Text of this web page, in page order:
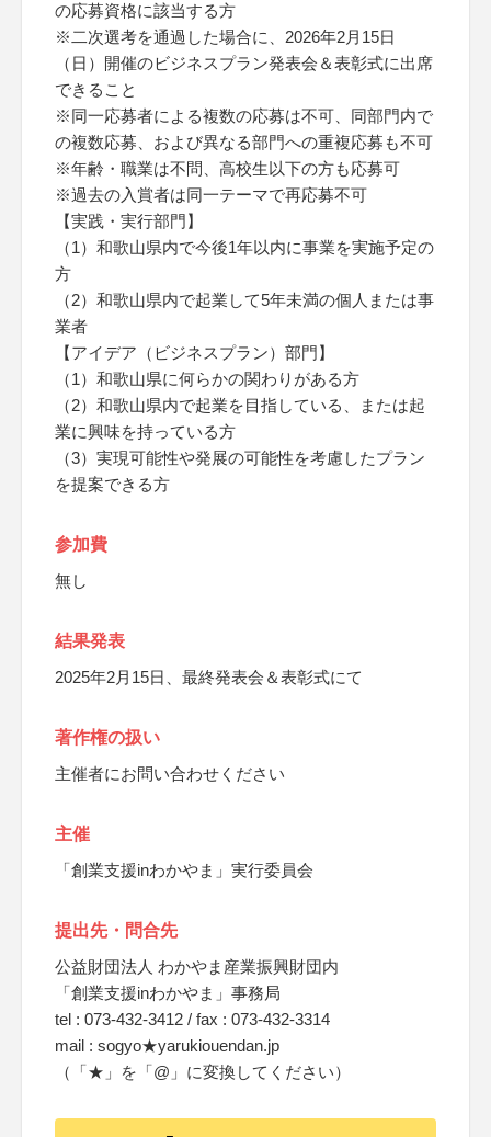
の応募資格に該当する方
※二次選考を通過した場合に、2026年2月15日
（日）開催のビジネスプラン発表会＆表彰式に出席
できること
※同一応募者による複数の応募は不可、同部門内で
の複数応募、および異なる部門への重複応募も不可
※年齢・職業は不問、高校生以下の方も応募可
※過去の入賞者は同一テーマで再応募不可
【実践・実行部門】
（1）和歌山県内で今後1年以内に事業を実施予定の
方
（2）和歌山県内で起業して5年未満の個人または事
業者
【アイデア（ビジネスプラン）部門】
（1）和歌山県に何らかの関わりがある方
（2）和歌山県内で起業を目指している、または起
業に興味を持っている方
（3）実現可能性や発展の可能性を考慮したプラン
を提案できる方
参加費
無し
結果発表
2025年2月15日、最終発表会＆表彰式にて
著作権の扱い
主催者にお問い合わせください
主催
「創業支援inわかやま」実行委員会
提出先・問合先
公益財団法人 わかやま産業振興財団内
「創業支援inわかやま」事務局
tel : 073-432-3412 / fax : 073-432-3314
mail : sogyo★yarukiouendan.jp
（「★」を「@」に変換してください）